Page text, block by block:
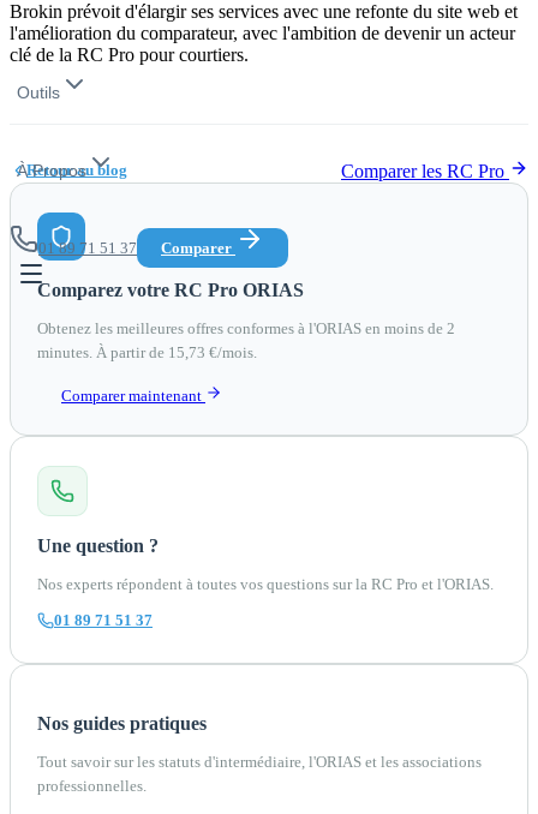
L'ORIAS FAQ
Outils
À Propos
01 89 71 51 37 Comparer
Brokin prévoit d'élargir ses services avec une refonte du site web et
l'amélioration du comparateur, avec l'ambition de devenir un acteur
clé de la RC Pro pour courtiers.
Retour au blog Comparer les RC Pro
Comparez votre RC Pro ORIAS
Obtenez les meilleures offres conformes à l'ORIAS en moins de 2
minutes. À partir de 15,73 €/mois.
Comparer maintenant
Une question ?
Nos experts répondent à toutes vos questions sur la RC Pro et l'ORIAS.
01 89 71 51 37
Nos guides pratiques
Tout savoir sur les statuts d'intermédiaire, l'ORIAS et les associations
professionnelles.